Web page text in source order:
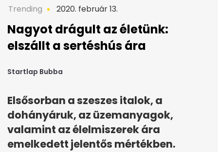
Trending 2020. február 13.
Nagyot drágult az életünk:
elszállt a sertéshús ára
Startlap Bubba
Elsősorban a szeszes italok, a
dohányáruk, az üzemanyagok,
valamint az élelmiszerek ára
emelkedett jelentős mértékben.